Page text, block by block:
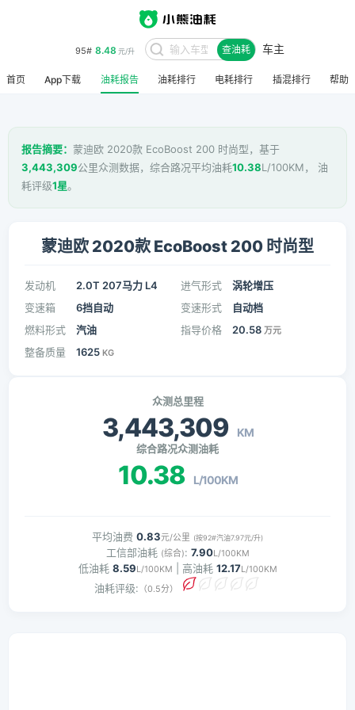
95# 8.48 元/升 查油耗 车主
首页 App下载 油耗报告 油耗排行 电耗排行 插混排行 帮助
报告摘要： 蒙迪欧 2020款 EcoBoost 200 时尚型，基于
3,443,309公里众测数据，综合路况平均油耗10.38L/100KM， 油
耗评级1星。
蒙迪欧 2020款 EcoBoost 200 时尚型
发动机 2.0T 207马力 L4 进气形式
涡轮增压
变速箱
6挡自动 变速形式
自动档
燃料形式
汽油 指导价格 20.58 万元
整备质量 1625 KG
众测总里程
3,443,309 KM
综合路况众测油耗
10.38 L/100KM
平均油费 0.83元/公里 (按92#汽油7.97元/升)
工信部油耗 (综合): 7.90L/100KM
低油耗 8.59L/100KM | 高油耗 12.17L/100KM
油耗评级: （0.5分）